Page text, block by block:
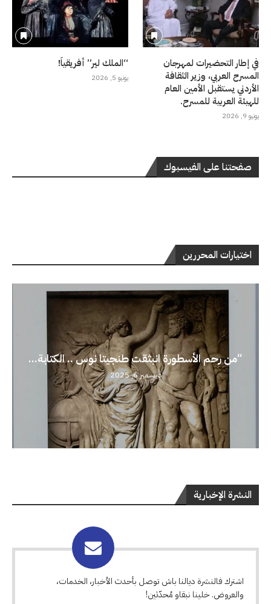
في إطار التحضيرات لمهرجان
المسرح العربي، وزير الثقافة
الأردني يستقبل الأمين العام
للهيئة العربية للمسرح.
يونيو 9, 2026
“الملك لير” أفريقياً!
يونيو 5, 2026
صفحتنا على الفيسبوك
اختيارات المحررين
“من رحم الأسطورة انبثقت طنجيتا نوس .. الكتابة...
ديسمبر 6, 2025
النشرة الإخبارية
اشترك فالنشرة ديالنا باش توصل بأحدث الأخبار، الخدمات،
والعروض. خلينا نبقاو مُحدّثين!